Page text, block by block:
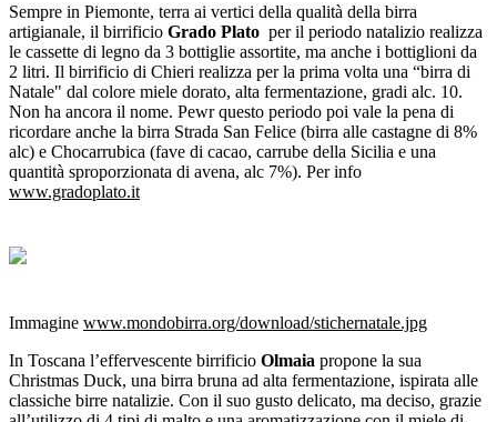
Sempre in Piemonte, terra ai vertici della qualità della birra
artigianale, il birrificio Grado Plato per il periodo natalizio realizza
le cassette di legno da 3 bottiglie assortite, ma anche i bottiglioni da
2 litri. Il birrificio di Chieri realizza per la prima volta una “birra di
Natale" dal colore miele dorato, alta fermentazione, gradi alc. 10.
Non ha ancora il nome. Pewr questo periodo poi vale la pena di
ricordare anche la birra Strada San Felice (birra alle castagne di 8%
alc) e Chocarrubica (fave di cacao, carrube della Sicilia e una
quantità sproporzionata di avena, alc 7%). Per info
www.gradoplato.it
Immagine www.mondobirra.org/download/stichernatale.jpg
In Toscana l’effervescente birrificio Olmaia propone la sua
Christmas Duck, una birra bruna ad alta fermentazione, ispirata alle
classiche birre natalizie. Con il suo gusto delicato, ma deciso, grazie